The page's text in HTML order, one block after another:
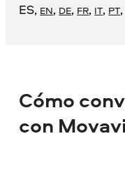
ES, EN, DE, FR, IT, PT,
Cómo
con